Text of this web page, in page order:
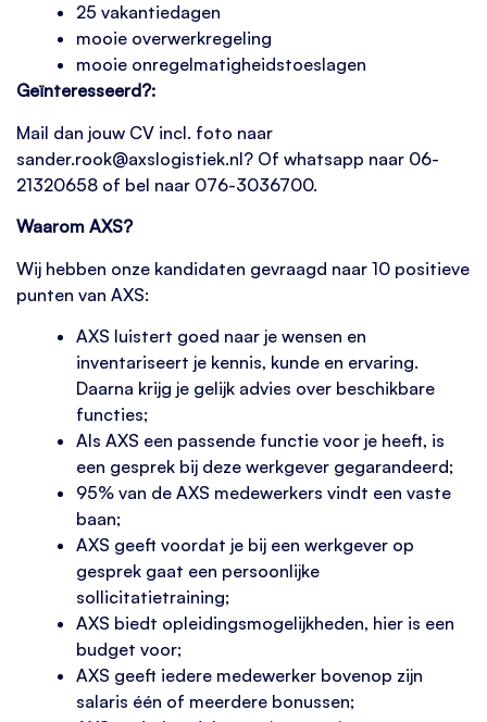
25 vakantiedagen
mooie overwerkregeling
mooie onregelmatigheidstoeslagen
Geïnteresseerd?:
Mail dan jouw CV incl. foto naar
sander.rook@axslogistiek.nl? Of whatsapp naar 06-
21320658 of bel naar 076-3036700.
Waarom AXS?
Wij hebben onze kandidaten gevraagd naar 10 positieve
punten van AXS:
AXS luistert goed naar je wensen en
inventariseert je kennis, kunde en ervaring.
Daarna krijg je gelijk advies over beschikbare
functies;
Als AXS een passende functie voor je heeft, is
een gesprek bij deze werkgever gegarandeerd;
95% van de AXS medewerkers vindt een vaste
baan;
AXS geeft voordat je bij een werkgever op
gesprek gaat een persoonlijke
sollicitatietraining;
AXS biedt opleidingsmogelijkheden, hier is een
budget voor;
AXS geeft iedere medewerker bovenop zijn
salaris één of meerdere bonussen;